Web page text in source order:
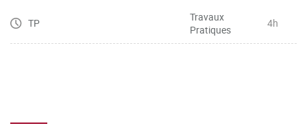
TP
Travaux
Pratiques
4h